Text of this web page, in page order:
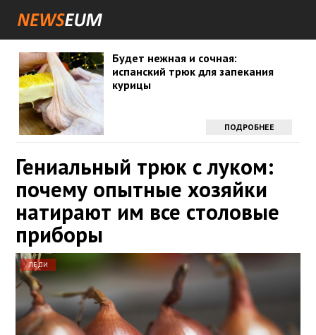
Будет нежная и сочная:
испанский трюк для запекания
курицы
ПОДРОБНЕЕ
Гениальный трюк с луком:
почему опытные хозяйки
натирают им все столовые
приборы
ЛЕДИ